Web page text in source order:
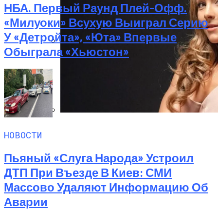
В Николаеве Во Время Задержания
НБА. Первый Раунд Плей-Офф.
«Милуоки» Всухую Выиграл Серию
У «Детройта», «Юта» Впервые
Обыграла «Хьюстон»
НОВОСТИ
Пьяный «слуга Народа» Устроил
ДТП При Въезде В Киев: СМИ
Массово Удаляют Информацию Об
Аварии